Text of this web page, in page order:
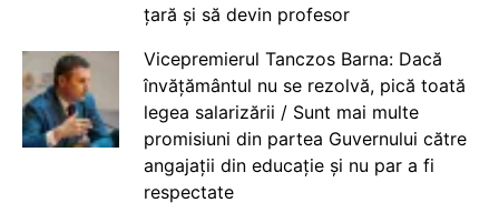
țară și să devin profesor
Vicepremierul Tanczos Barna: Dacă
învățământul nu se rezolvă, pică toată
legea salarizării / Sunt mai multe
promisiuni din partea Guvernului către
angajații din educație și nu par a fi
respectate